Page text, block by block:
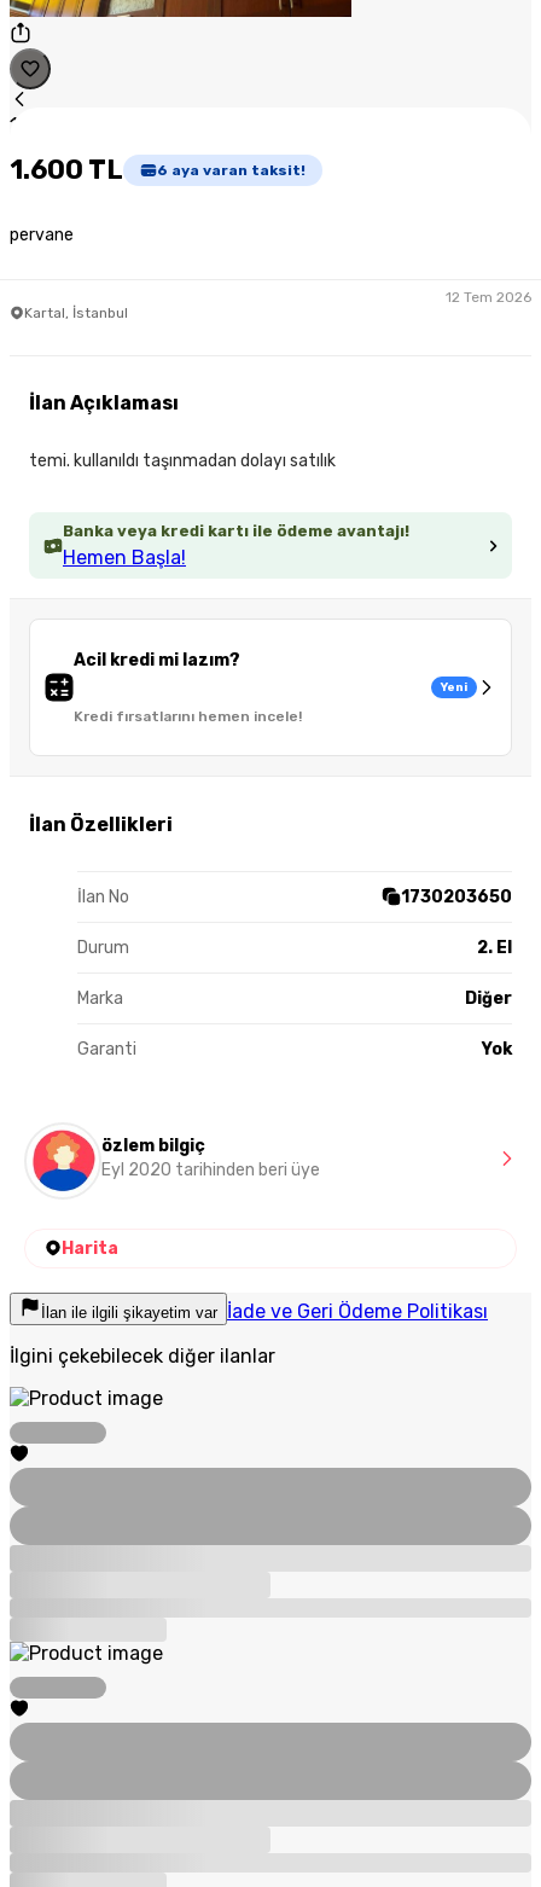
1
1.600 TL 6 aya varan taksit!
pervane
Kartal, İstanbul
12 Tem 2026
Banka veya kredi kartı ile ödeme avantajı!
Hemen Başla!
Acil kredi mi lazım?
Kredi fırsatlarını hemen incele!
Yeni
İlan Özellikleri
İlan No 1730203650
Durum 2. El
Marka Diğer
Garanti Yok
İlan Açıklaması
temi. kullanıldı taşınmadan dolayı satılık
özlem bilgiç
Eyl 2020 tarihinden beri üye
Harita
İlan ile ilgili şikayetim var İade ve Geri Ödeme Politikası
İlgini çekebilecek diğer ilanlar